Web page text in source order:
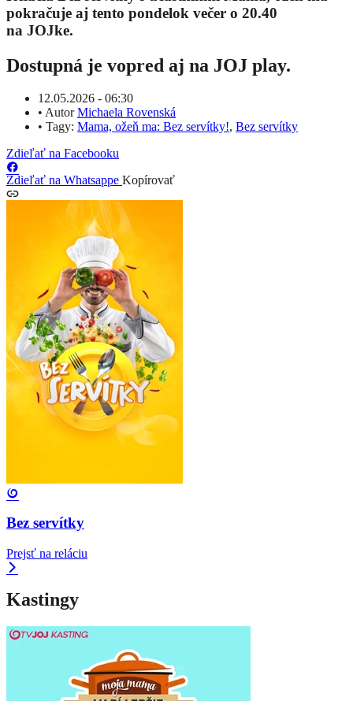
pokračuje aj tento pondelok večer o 20.40
na JOJke.
Dostupná je vopred aj na JOJ play.
12.05.2026 - 06:30
• AutorMichaela Rovenská
• Tagy: Mama, ožeň ma: Bez servítky!, Bez servítky
Zdieľať na Facebooku
Zdieľať na Whatsappe Kopírovať
Bez servítky
Prejsť na reláciu
Kastingy